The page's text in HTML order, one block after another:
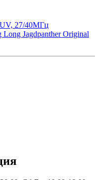
27/40МГц
Jagdpanther Original